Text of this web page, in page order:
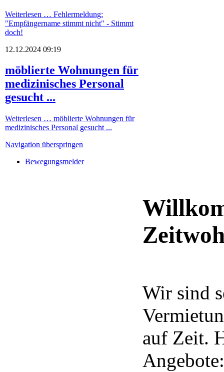
Weiterlesen … Fehlermeldung:
"Empfängername stimmt nicht" - Stimmt
doch!
12.12.2024 09:19
möblierte Wohnungen für
medizinisches Personal
gesucht ...
Weiterlesen … möblierte Wohnungen für
medizinisches Personal gesucht ...
Navigation überspringen
Bewegungsmelder
Wir sind
auf Zeit.
Angebote: